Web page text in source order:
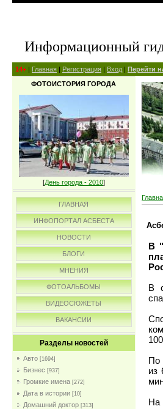
Информационный
14+ | Главная | Регистрация | Вход | Перейти
ФОТОИСТОРИЯ ГОРОДА
[День города - 2010]
ГЛАВНАЯ
ИНФОПОРТАЛ АСБЕСТА
НОВОСТИ
БЛОГИ
МНЕНИЯ
ФОТОАЛЬБОМЫ
ВИДЕОСЮЖЕТЫ
ВАКАНСИИ
Разделы новостей
Авто [1694]
Бизнес [937]
Громкие имена [272]
Дата в истории [10]
Домашний доктор [313]
В
В
По
из
На